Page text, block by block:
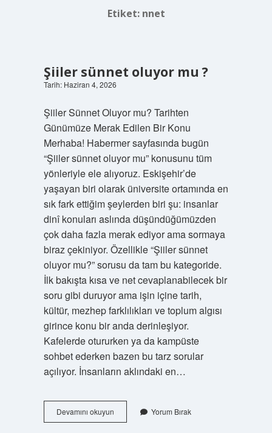
Etiket: nnet
Şiiler sünnet oluyor mu ?
Tarih: Haziran 4, 2026
Şiiler Sünnet Oluyor mu? Tarihten
Günümüze Merak Edilen Bir Konu
Merhaba! Habermer sayfasında bugün
“Şiiler sünnet oluyor mu” konusunu tüm
yönleriyle ele alıyoruz. Eskişehir’de
yaşayan biri olarak üniversite ortamında en
sık fark ettiğim şeylerden biri şu: insanlar
dinî konuları aslında düşündüğümüzden
çok daha fazla merak ediyor ama sormaya
biraz çekiniyor. Özellikle “Şiiler sünnet
oluyor mu?” sorusu da tam bu kategoride.
İlk bakışta kısa ve net cevaplanabilecek bir
soru gibi duruyor ama işin içine tarih,
kültür, mezhep farklılıkları ve toplum algısı
girince konu bir anda derinleşiyor.
Kafelerde otururken ya da kampüste
sohbet ederken bazen bu tarz sorular
açılıyor. İnsanların aklındaki en…
Devamını okuyunŞiiler
sünnet
Yorum Bırak